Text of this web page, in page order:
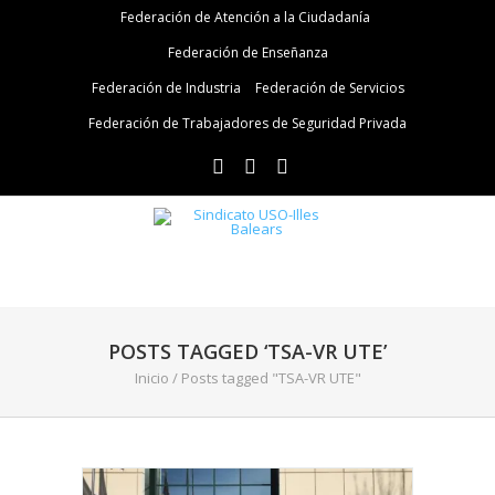
Federación de Atención a la Ciudadanía
Federación de Enseñanza
Federación de Industria
Federación de Servicios
Federación de Trabajadores de Seguridad Privada
POSTS TAGGED ‘TSA-VR UTE’
Inicio / Posts tagged "TSA-VR UTE"